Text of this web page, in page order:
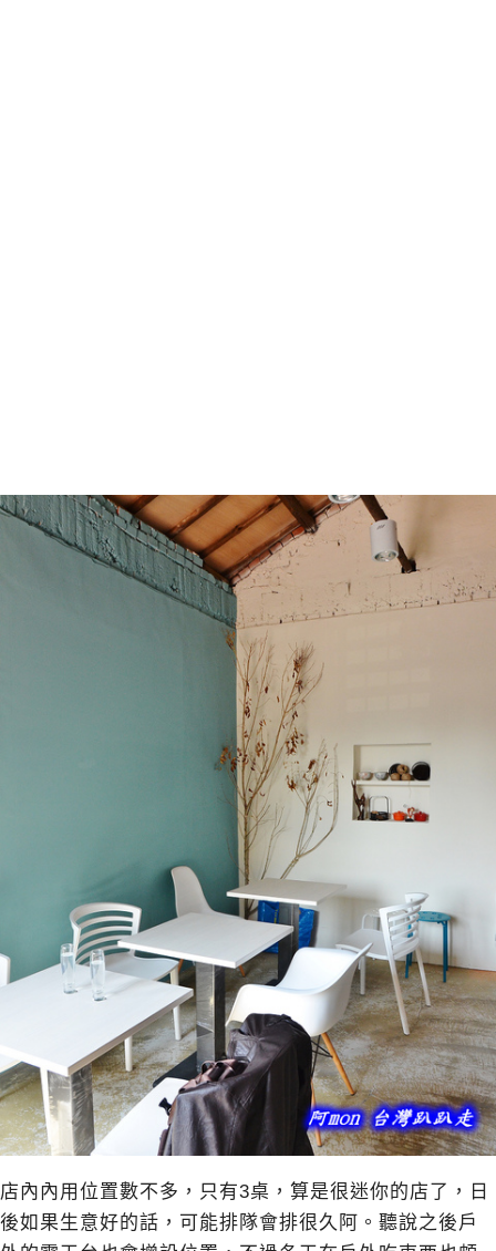
店內內用位置數不多，只有3桌，算是很迷你的店了，日
後如果生意好的話，可能排隊會排很久阿。聽說之後戶